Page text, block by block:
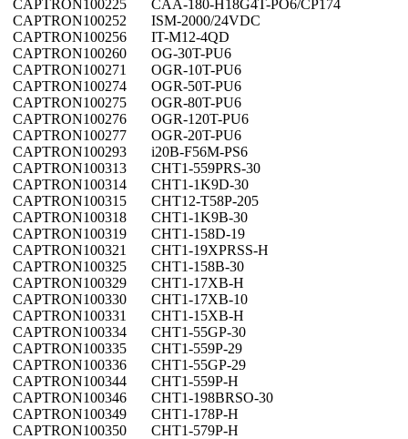
CAPTRON100225
CAA-180-H18G4T-PO6/CP174
CAPTRON100252
ISM-2000/24VDC
CAPTRON100256
IT-M12-4QD
CAPTRON100260
OG-30T-PU6
CAPTRON100271
OGR-10T-PU6
CAPTRON100274
OGR-50T-PU6
CAPTRON100275
OGR-80T-PU6
CAPTRON100276
OGR-120T-PU6
CAPTRON100277
OGR-20T-PU6
CAPTRON100293
i20B-F56M-PS6
CAPTRON100313
CHT1-559PRS-30
CAPTRON100314
CHT1-1K9D-30
CAPTRON100315
CHT12-T58P-205
CAPTRON100318
CHT1-1K9B-30
CAPTRON100319
CHT1-158D-19
CAPTRON100321
CHT1-19XPRSS-H
CAPTRON100325
CHT1-158B-30
CAPTRON100329
CHT1-17XB-H
CAPTRON100330
CHT1-17XB-10
CAPTRON100331
CHT1-15XB-H
CAPTRON100334
CHT1-55GP-30
CAPTRON100335
CHT1-559P-29
CAPTRON100336
CHT1-55GP-29
CAPTRON100344
CHT1-559P-H
CAPTRON100346
CHT1-198BRSO-30
CAPTRON100349
CHT1-178P-H
CAPTRON100350
CHT1-579P-H